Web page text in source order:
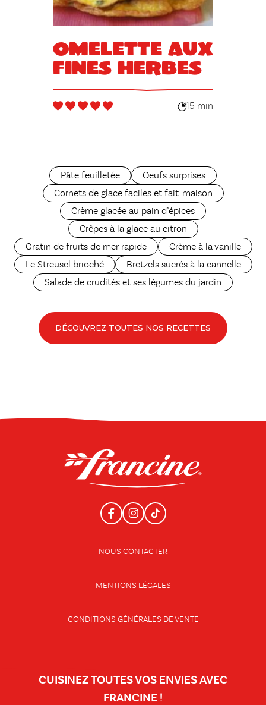
Omelette aux
fines herbes
15 min
Pâte feuilletée
Oeufs surprises
Cornets de glace faciles et fait-maison
Crème glacée au pain d’épices
Crêpes à la glace au citron
Gratin de fruits de mer rapide
Crème à la vanille
Le Streusel brioché
Bretzels sucrés à la cannelle
Salade de crudités et ses légumes du jardin
DÉCOUVREZ TOUTES NOS RECETTES
NOUS CONTACTER
MENTIONS LÉGALES
CONDITIONS GÉNÉRALES DE VENTE
CUISINEZ TOUTES VOS ENVIES AVEC
FRANCINE !